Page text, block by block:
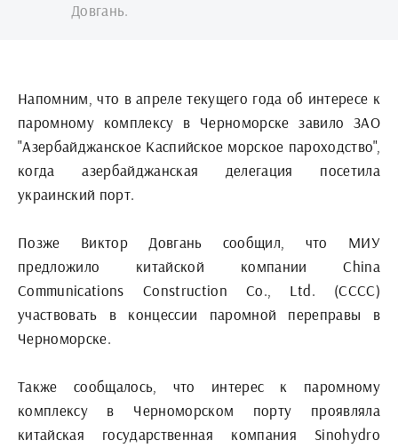
Довгань.
Напомним, что в апреле текущего года об интересе к
паромному комплексу в Черноморске завило ЗАО
"Азербайджанское Каспийское морское пароходство",
когда азербайджанская делегация посетила
украинский порт.
Позже Виктор Довгань сообщил, что МИУ
предложило китайской компании China
Communications Construction Co., Ltd. (CCCC)
участвовать в концессии паромной переправы в
Черноморске.
Также сообщалось, что интерес к паромному
комплексу в Черноморском порту проявляла
китайская государственная компания Sinohydro